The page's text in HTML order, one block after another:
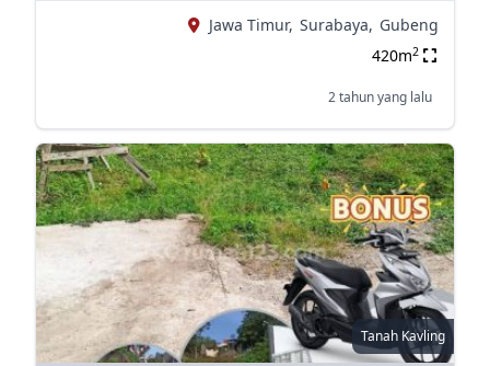
Jawa Timur, Surabaya, Gubeng
420m2
2 tahun yang lalu
Tanah Kavling